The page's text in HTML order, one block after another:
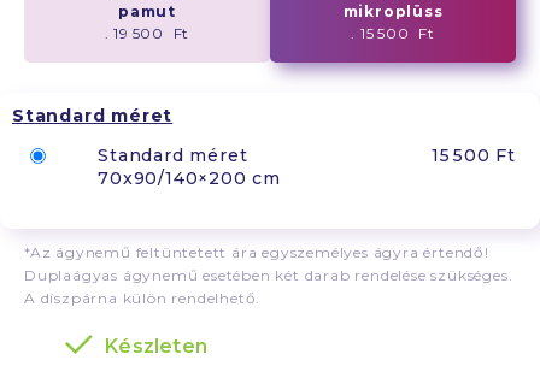
pamut
. 19 500 Ft
mikroplüss
. 15 500 Ft
Standard méret
Standard méret
70x90/140×200 cm
15 500 Ft
*Az ágynemű feltüntetett ára egyszemélyes ágyra értendő!
Duplaágyas ágynemű esetében két darab rendelése szükséges.
A díszpárna külön rendelhető.
Készleten